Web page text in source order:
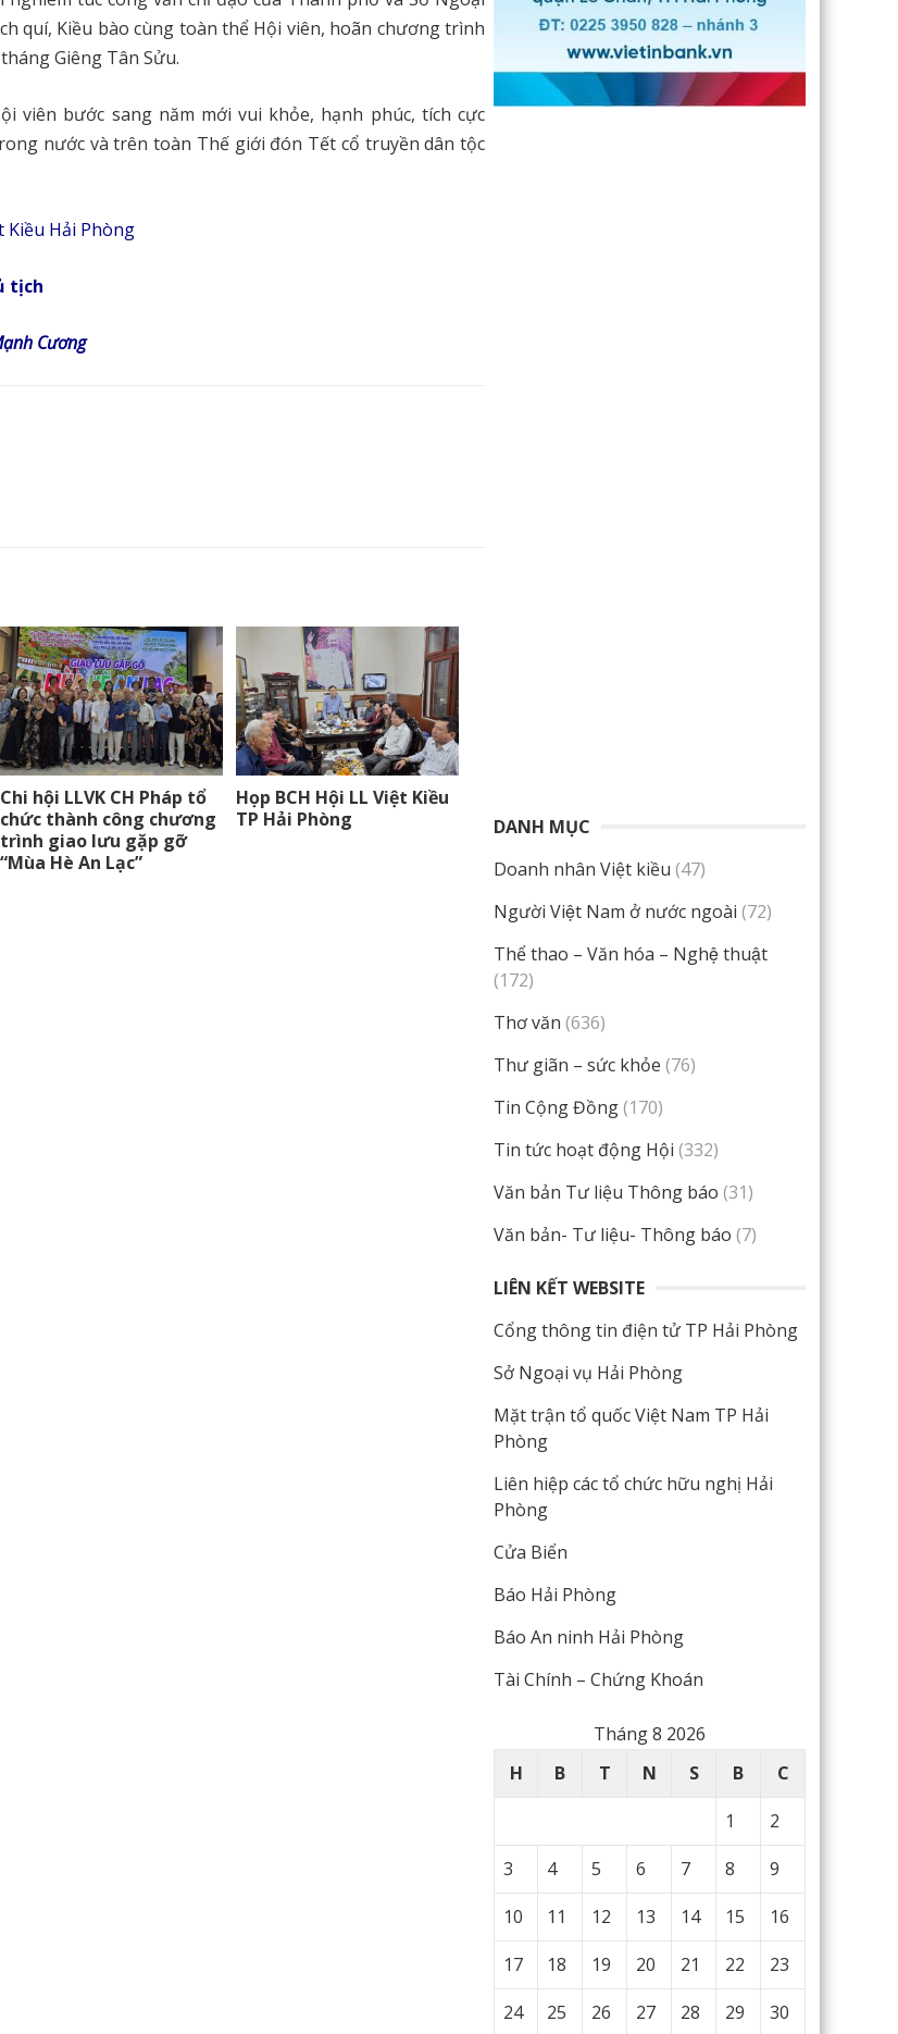
quí, Kiều bào cùng toàn thể Hội viên, hoãn chương trình
Giêng Tân Sửu.
viên bước sang năm mới vui khỏe, hạnh phúc, tích cực
nước và trên toàn Thế giới đón Tết cổ truyền dân tộc
Kiều Hải Phòng
tịch
Cương
Chi hội LLVK CH Pháp tổ
chức thành công chương
trình giao lưu gặp gỡ
“Mùa Hè An Lạc”
Họp BCH Hội LL Việt Kiều
TP Hải Phòng
DANH MỤC
Doanh nhân Việt kiều (47)
Người Việt Nam ở nước ngoài (72)
Thể thao – Văn hóa – Nghệ thuật
(172)
Thơ văn (636)
Thư giãn – sức khỏe (76)
Tin Cộng Đồng(170)
Tin tức hoạt động Hội (332)
Văn bản Tư liệu Thông báo (31)
Văn bản- Tư liệu- Thông báo (7)
LIÊN KẾT WEBSITE
Cổng thông tin điện tử TP Hải Phòng
Sở Ngoại vụ Hải Phòng
Mặt trận tổ quốc Việt Nam TP Hải
Phòng
Liên hiệp các tổ chức hữu nghị Hải
Phòng
Cửa Biển
Báo Hải Phòng
Báo An ninh Hải Phòng
Tài Chính – Chứng Khoán
Tháng 8 2026
H
B T N S B
C
1
2
3
4 5 6 7 8
9
10
11 12 13 14 15
16
17
18 19 20 21 22
23
24
25 26 27 28 29
30